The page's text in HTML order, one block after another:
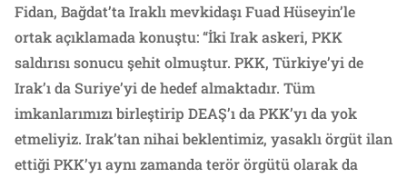
Fidan, Bağdat’ta Iraklı mevkidaşı Fuad Hüseyin’le
ortak açıklamada konuştu: “İki Irak askeri, PKK
saldırısı sonucu şehit olmuştur. PKK, Türkiye’yi de
Irak’ı da Suriye’yi de hedef almaktadır. Tüm
imkanlarımızı birleştirip DEAŞ’ı da PKK’yı da yok
etmeliyiz. Irak’tan nihai beklentimiz, yasaklı örgüt ilan
ettiği PKK’yı aynı zamanda terör örgütü olarak da